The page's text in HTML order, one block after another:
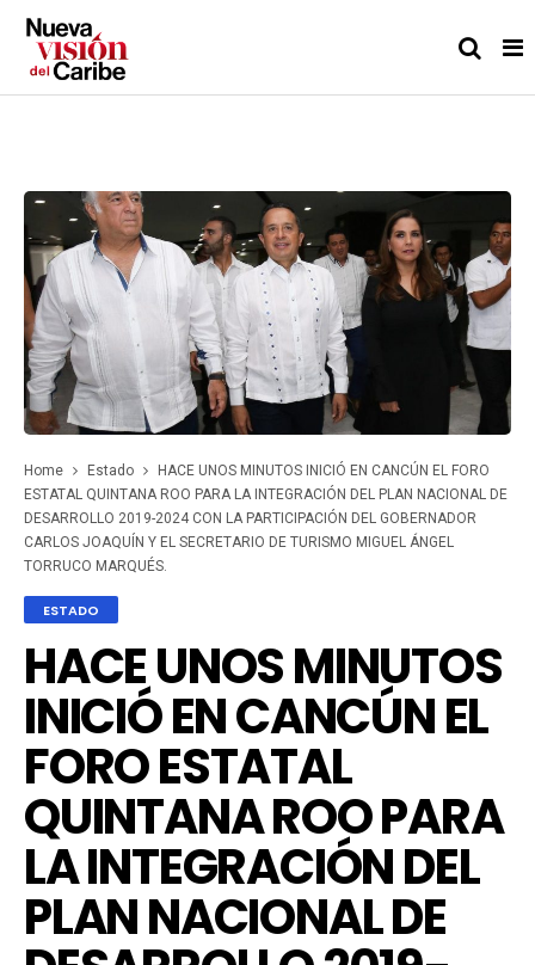
Home Estado
HACE UNOS MINUTOS INICIÓ EN CANCÚN EL FORO
ESTATAL QUINTANA ROO PARA LA INTEGRACIÓN DEL PLAN NACIONAL DE
DESARROLLO 2019-2024 CON LA PARTICIPACIÓN DEL GOBERNADOR
CARLOS JOAQUÍN Y EL SECRETARIO DE TURISMO MIGUEL ÁNGEL
TORRUCO MARQUÉS.
ESTADO
HACE UNOS MINUTOS
INICIÓ EN CANCÚN EL
FORO ESTATAL
QUINTANA ROO PARA
LA INTEGRACIÓN DEL
PLAN NACIONAL DE